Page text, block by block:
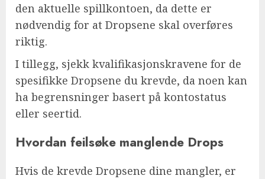
den aktuelle spillkontoen, da dette er
nødvendig for at Dropsene skal overføres
riktig.
I tillegg, sjekk kvalifikasjonskravene for de
spesifikke Dropsene du krevde, da noen kan
ha begrensninger basert på kontostatus
eller seertid.
Hvordan feilsøke manglende Drops
Hvis de krevde Dropsene dine mangler, er